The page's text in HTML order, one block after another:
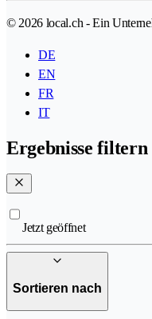
© 2026 local.ch - Ein
DE
EN
FR
IT
Ergebnisse filtern
Jetzt geöffnet
Sortieren nach